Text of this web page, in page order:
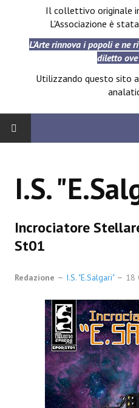
Il collettivo originale
L'Associazione è
L'Arte rinnova i popoli e ne
diletto
Utilizzando questo sito
BOARD
Focus
Spazio Cagliostro@Lucca
Spazio Cagliostro@Lucca
Spazio Cagliostro@Lucca
Spazio Cagliostro@Lucca
I.S.
Incrociatore
St01
Redazione I.S. "E.Salgari" 18